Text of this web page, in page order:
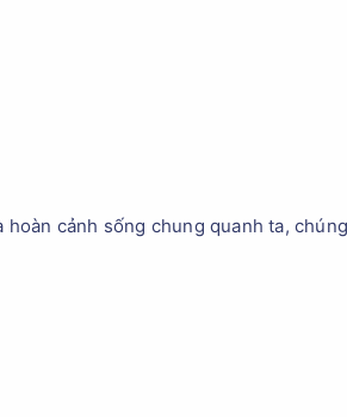
cảnh sống chung quanh ta,